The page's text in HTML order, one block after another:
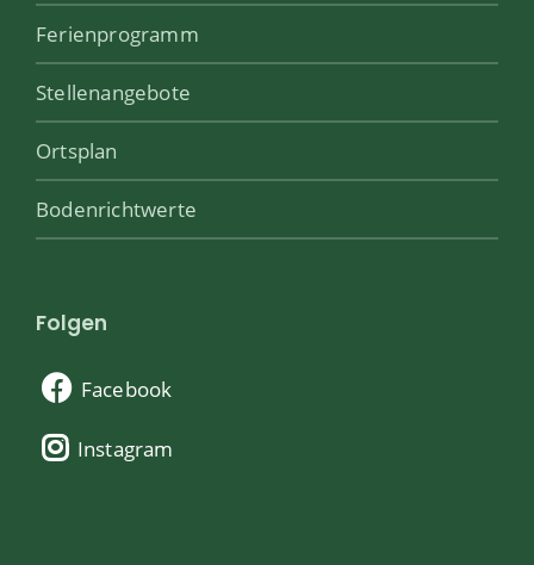
Ferienprogramm
Stellenangebote
Ortsplan
Bodenrichtwerte
Folgen
Facebook
Instagram